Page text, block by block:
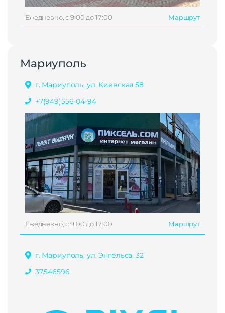
Ежедневно, с 9:00 до 17:00 Маршрут
Мариуполь
г. Мариуполь, ул. Киевская 58
+7(949)556-04-94
Ежедневно, с 9:00 до 17:00 Маршрут
г. Мариуполь, ул. Энгельса, 32
37.546596